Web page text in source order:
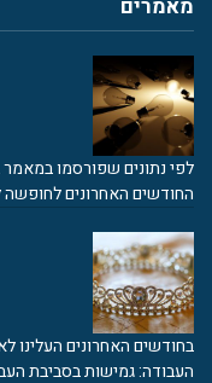
מאמרים
החודשים האחרונים
בחודשים האחרונים